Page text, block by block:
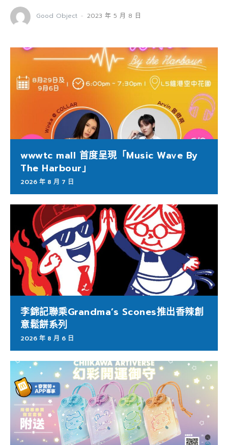
Good Object - 2023 年 5 月 8 日
wwwtc mall 首度呈現「Music Wave By
The Harbour」
2026 年 8 月 7 日
李錦記聯乘Grandma’s Scones推出香辣創
意鬆餅系列
2026 年 8 月 6 日